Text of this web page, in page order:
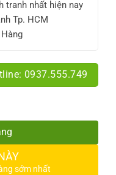
tranh nhất hiện nay
Tp. HCM
0937.555.749
sớm nhất